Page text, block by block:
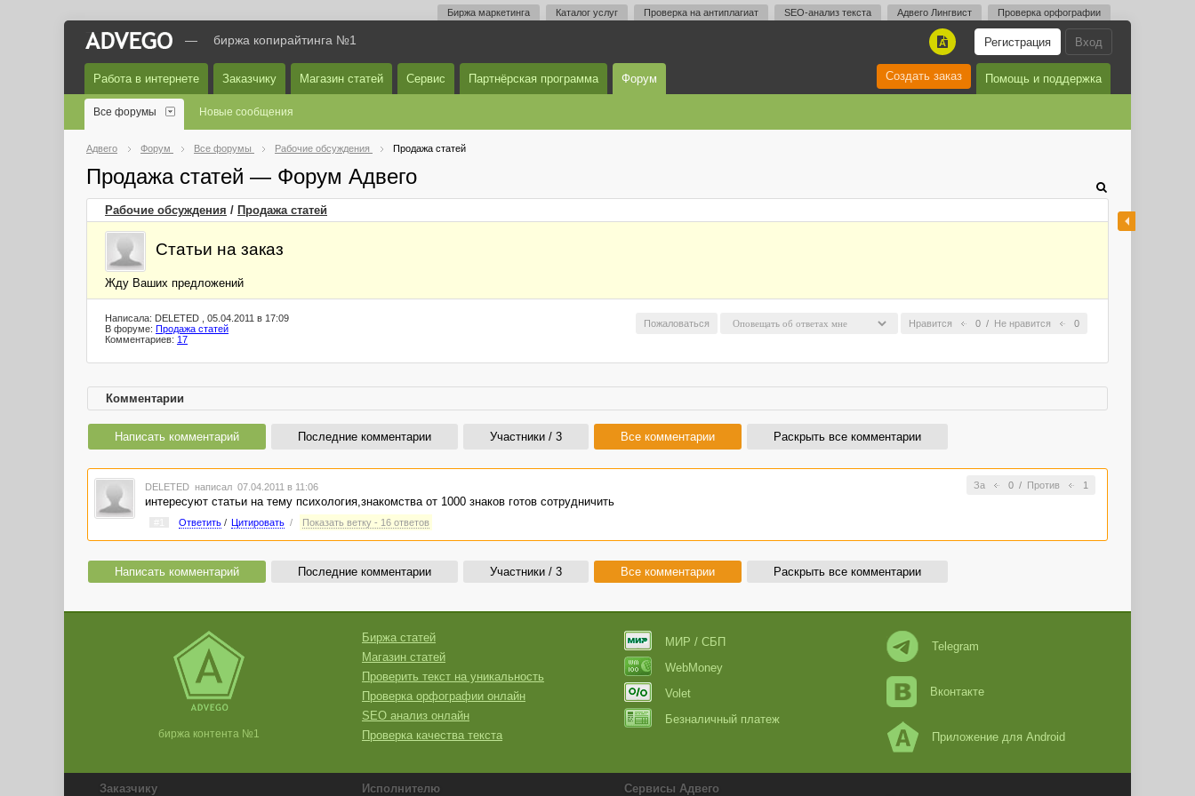
Биржа маркетинга Каталог услуг Проверка на антиплагиат SEO-анализ текста Адвего Лингвист Проверка орфографии
Вход
Регистрация
A
— биржа копирайтинга №1
Работа в интернете Заказчику Магазин статей Сервис Партнёрская программа Форум Помощь и поддержка
Создать заказ
Все форумы Новые сообщения
Адвего Форум Все форумы Рабочие обсуждения Продажа статей
Продажа статей — Форум Адвего
Рабочие обсуждения / Продажа статей
Статьи на заказ
Жду Ваших предложений
Нравится 0 / Не нравится 0
Пожаловаться
Написала: DELETED , 05.04.2011 в 17:09
В форуме: Продажа статей
Комментариев: 17
Комментарии
Написать комментарий Последние комментарии Участники / 3 Все комментарии Раскрыть все комментарии
За 0/ Против 1
DELETED написал 07.04.2011 в 11:06
интересуют статьи на тему психология,знакомства от 1000 знаков готов сотрудничить
Ответить/ Цитировать / Показать ветку - 16 ответов
Написать комментарий Последние комментарии Участники / 3 Все комментарии Раскрыть все комментарии
биржа контента №1
Биржа статей
Магазин статей
Проверить текст на уникальность
Проверка орфографии онлайн
SEO анализ онлайн
Проверка качества текста
МИР / СБП
WebMoney
Volet
Безналичный платеж
Telegram
Вконтакте
Приложение для Android
Заказчику Исполнителю
Сервисы Адвего